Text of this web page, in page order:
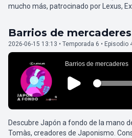
mucho más, patrocinado por Lexus,
Barrios de mercaderes
2026-06-15 13:13 • Temporada 6 • Episodio
Descubre Japón a fondo de la mano
Tomàs, creadores de Japonismo.